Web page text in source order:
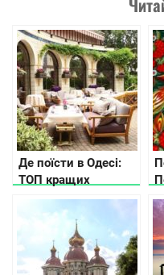
Де поїсти в Одесі:
ТОП кращих
закладів південної
Пальміри
в